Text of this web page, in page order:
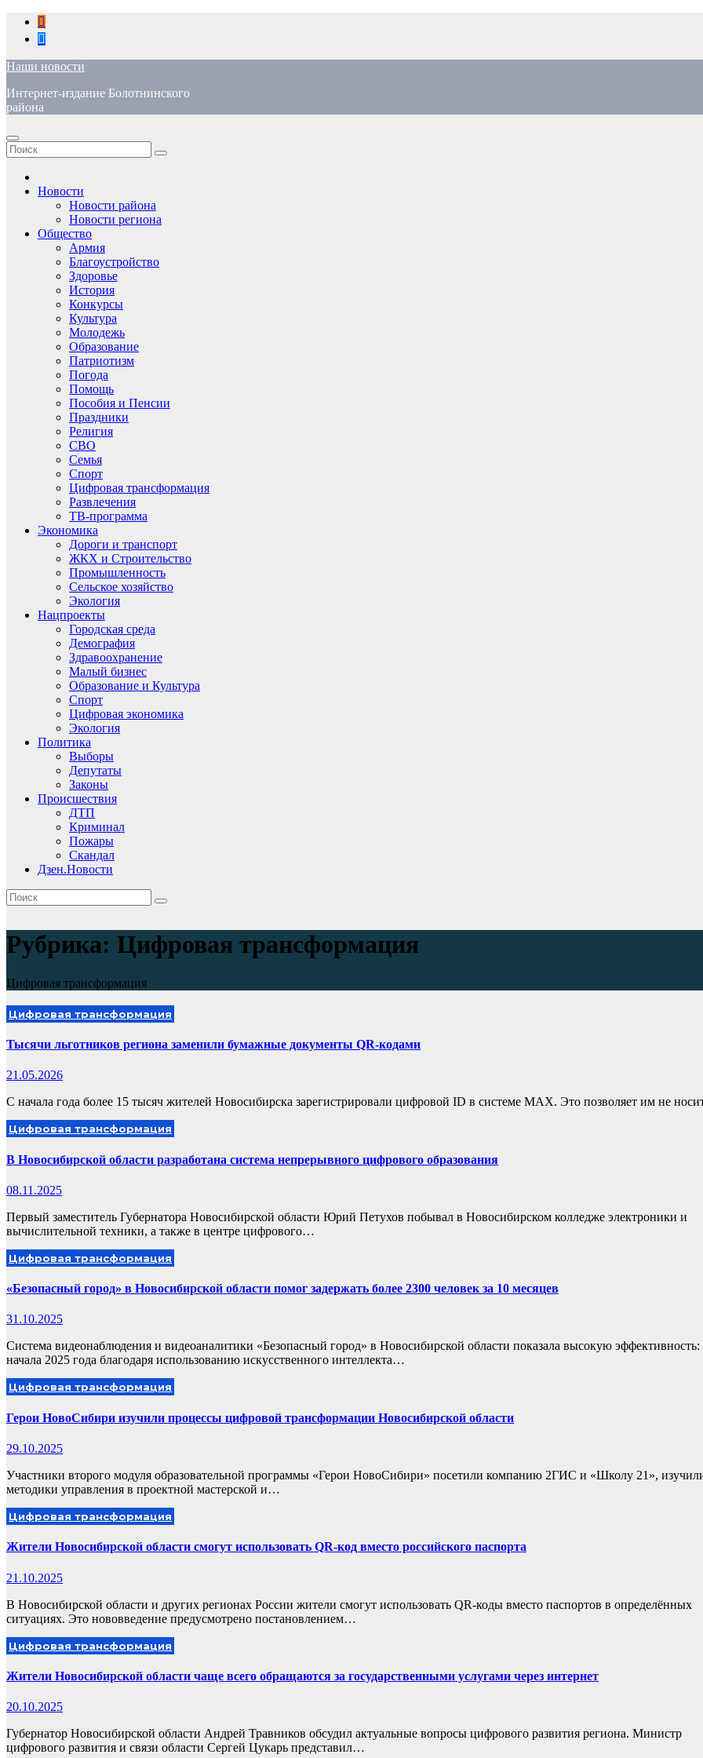
Перейти
содержимому
Наши новости
Интернет-издание Болотнинского
района
Новости
Новости района
Новости региона
Общество
Армия
Благоустройство
Здоровье
История
Конкурсы
Культура
Молодежь
Образование
Патриотизм
Погода
Помощь
Пособия и Пенсии
Праздники
Религия
СВО
Семья
Спорт
Цифровая трансформация
Развлечения
ТВ-программа
Экономика
Дороги и транспорт
ЖКХ и Строительство
Промышленность
Сельское хозяйство
Экология
Нацпроекты
Городская среда
Демография
Здравоохранение
Малый бизнес
Образование и Культура
Спорт
Цифровая экономика
Экология
Политика
Выборы
Депутаты
Законы
Происшествия
ДТП
Криминал
Пожары
Скандал
Дзен.Новости
Рубрика: Цифровая трансформация
Цифровая трансформация
Цифровая трансформация
Тысячи льготников региона заменили бумажные документы QR-кодами
21.05.2026
С начала года более 15 тысяч жителей Новосибирска зарегистрировали цифровой ID в системе MAX. Это позволяет им не
Цифровая трансформация
В Новосибирской области разработана система непрерывного цифрового образования
08.11.2025
Первый заместитель Губернатора Новосибирской области Юрий Петухов побывал в Новосибирском колледже электроники и
вычислительной техники, а также в центре цифрового…
Цифровая трансформация
«Безопасный город» в Новосибирской области помог задержать более 2300 человек за 10 месяцев
31.10.2025
Система видеонаблюдения и видеоаналитики «Безопасный город» в Новосибирской области показала высокую эффективность:
начала 2025 года благодаря использованию искусственного интеллекта…
Цифровая трансформация
Герои НовоСибири изучили процессы цифровой трансформации Новосибирской области
29.10.2025
Участники второго модуля образовательной программы «Герои НовоСибири» посетили компанию 2ГИС и «Школу 21»,
методики управления в проектной мастерской и…
Цифровая трансформация
Жители Новосибирской области смогут использовать QR-код вместо российского паспорта
21.10.2025
В Новосибирской области и других регионах России жители смогут использовать QR-коды вместо паспортов в определённых
ситуациях. Это нововведение предусмотрено постановлением…
Цифровая трансформация
Жители Новосибирской области чаще всего обращаются за государственными услугами через интернет
20.10.2025
Губернатор Новосибирской области Андрей Травников обсудил актуальные вопросы цифрового развития региона. Министр
цифрового развития и связи области Сергей Цукарь представил…